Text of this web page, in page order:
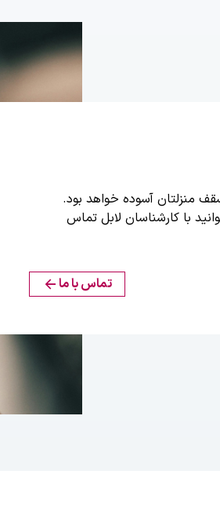
منزلتان آسوده خواهد بود.
با کارشناسان لابل تماس
تماس با ما